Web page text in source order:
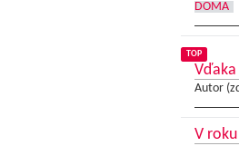
DOMA
TOP
Autor
V